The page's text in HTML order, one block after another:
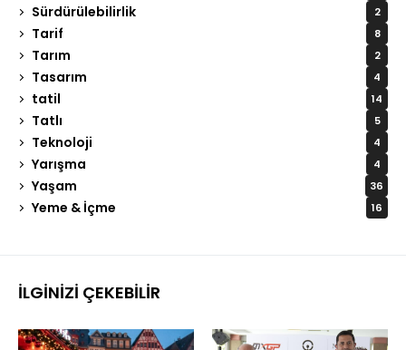
Sürdürülebilirlik 2
Tarif 8
Tarım 2
Tasarım 4
tatil 14
Tatlı 5
Teknoloji 4
Yarışma 4
Yaşam 36
Yeme & İçme 16
İLGINIZI ÇEKEBILIR